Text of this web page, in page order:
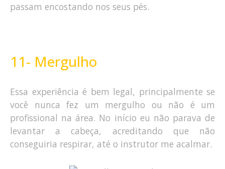
passam encostando nos seus pés.
11- Mergulho
Essa experiência é bem legal, principalmente se
você nunca fez um mergulho ou não é um
profissional na área. No início eu não parava de
levantar a cabeça, acreditando que não
conseguiria respirar, até o instrutor me acalmar.